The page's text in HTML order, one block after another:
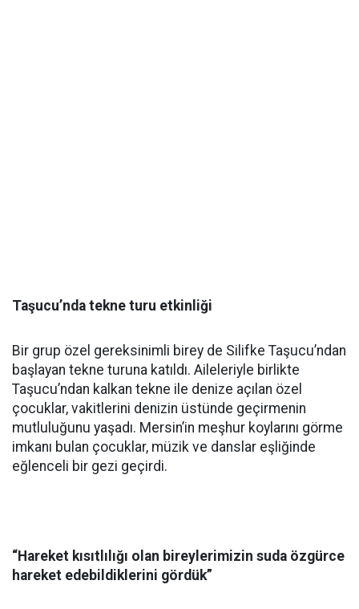
Taşucu’nda tekne turu etkinliği
Bir grup özel gereksinimli birey de Silifke Taşucu’ndan
başlayan tekne turuna katıldı. Aileleriyle birlikte
Taşucu’ndan kalkan tekne ile denize açılan özel
çocuklar, vakitlerini denizin üstünde geçirmenin
mutluluğunu yaşadı. Mersin’in meşhur koylarını görme
imkanı bulan çocuklar, müzik ve danslar eşliğinde
eğlenceli bir gezi geçirdi.
“Hareket kısıtlılığı olan bireylerimizin suda özgürce
hareket edebildiklerini gördük”